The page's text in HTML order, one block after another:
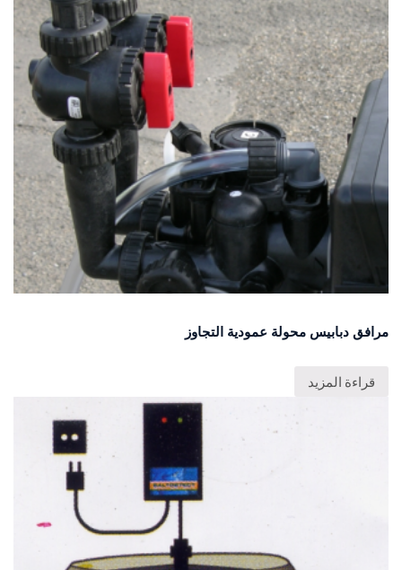
مرافق دبابيس محولة عمودية التجاوز
قراءة المزيد